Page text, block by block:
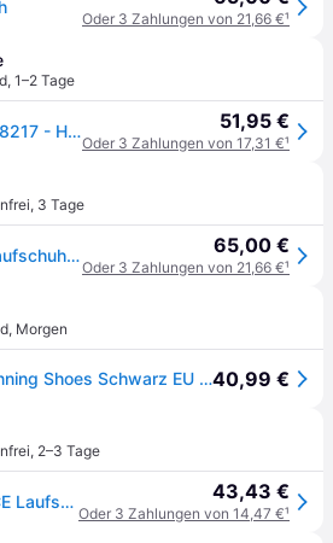
Oder 3 Zahlungen von 21,66 €¹
, 1–2 Tage
Adidas - Sneakers - IH8217 - Herren - EU 45 1/3 51,95 €
Oder 3 Zahlungen von 17,31 €¹
, 3 Tage
adidas Duramo SL 2 Laufschuh Schwarz, Herren, Größe: 36 2/36, Material: Synthetik 65,00 €
Oder 3 Zahlungen von 21,66 €¹
, Morgen
Adidas Duramo Sl2 Running Shoes Schwarz EU 40 2/3 Frau40,99 €
, 2–3 Tage
ADIDAS PERFORMANCE Laufschuh Duramo SL 2 43,43 €
Oder 3 Zahlungen von 14,47 €¹